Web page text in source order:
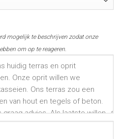
mogelijk te beschrijven zodat onze
om op te reageren.